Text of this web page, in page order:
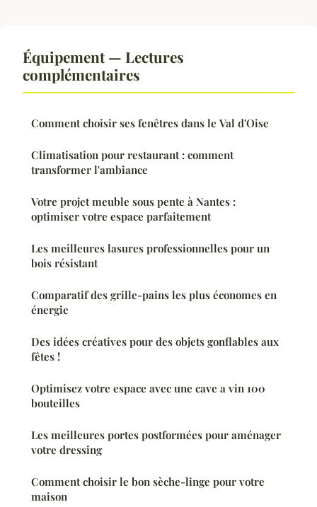
Équipement — Lectures
complémentaires
Comment choisir ses fenêtres dans le Val d'Oise
Climatisation pour restaurant : comment
transformer l'ambiance
Votre projet meuble sous pente à Nantes :
optimiser votre espace parfaitement
Les meilleures lasures professionnelles pour un
bois résistant
Comparatif des grille-pains les plus économes en
énergie
Des idées créatives pour des objets gonflables aux
fêtes !
Optimisez votre espace avec une cave a vin 100
bouteilles
Les meilleures portes postformées pour aménager
votre dressing
Comment choisir le bon sèche-linge pour votre
maison